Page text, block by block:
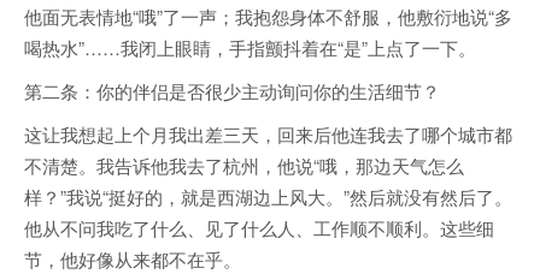
他面无表情地“哦”了一声；我抱怨身体不舒服，他敷衍地说“多
喝热水”……我闭上眼睛，手指颤抖着在“是”上点了一下。
第二条：你的伴侣是否很少主动询问你的生活细节？
这让我想起上个月我出差三天，回来后他连我去了哪个城市都
不清楚。我告诉他我去了杭州，他说“哦，那边天气怎么
样？”我说“挺好的，就是西湖边上风大。”然后就没有然后了。
他从不问我吃了什么、见了什么人、工作顺不顺利。这些细
节，他好像从来都不在乎。